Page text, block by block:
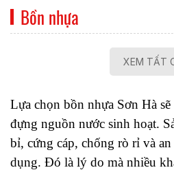
Bồn nhựa
XEM TẤT
Lựa chọn bồn nhựa Sơn Hà
đựng nguồn nước sinh hoạt.
bỉ, cứng cáp, chống rò rỉ và
dụng. Đó là lý do mà nhiều